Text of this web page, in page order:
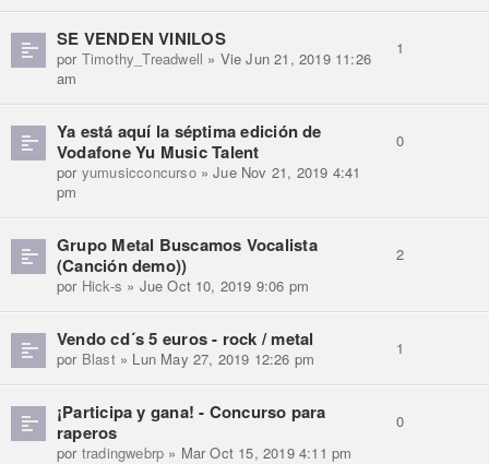
SE VENDEN VINILOS
por Timothy_Treadwell » Vie Jun 21, 2019 11:26
am
1
Ya está aquí la séptima edición de
Vodafone Yu Music Talent
por yumusicconcurso» Jue Nov 21, 2019 4:41
pm
0
Grupo Metal Buscamos Vocalista
(Canción demo))
por Hick-s » Jue Oct 10, 2019 9:06 pm
2
Vendo cd´s 5 euros - rock / metal
por Blast» Lun May 27, 2019 12:26 pm
1
¡Participa y gana! - Concurso para
raperos
por tradingwebrp » Mar Oct 15, 2019 4:11 pm
0